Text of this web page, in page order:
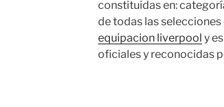
constituidas en:
de todas las
equipacion liverpool y
oficiales y reconocidas